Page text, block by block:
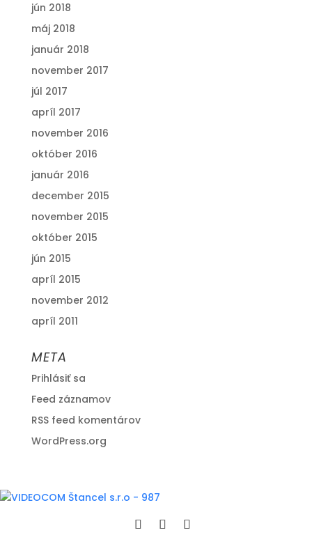
jún 2018
máj 2018
január 2018
november 2017
júl 2017
apríl 2017
november 2016
október 2016
január 2016
december 2015
november 2015
október 2015
jún 2015
apríl 2015
november 2012
apríl 2011
META
Prihlásiť sa
Feed záznamov
RSS feed komentárov
WordPress.org